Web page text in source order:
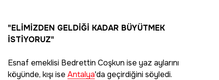
"ELİMİZDEN GELDİĞİ KADAR BÜYÜTMEK
İSTİYORUZ"
Esnaf emeklisi Bedrettin Coşkun ise yaz aylarını
köyünde, kışı ise Antalya'da geçirdiğini söyledi.